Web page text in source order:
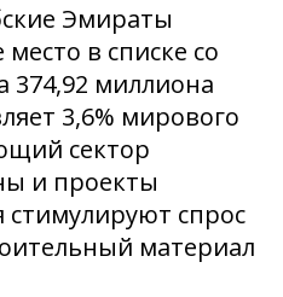
Эмираты
в списке со
374,92 миллиона
3,6% мирового
сектор
и проекты
стимулируют спрос
материал